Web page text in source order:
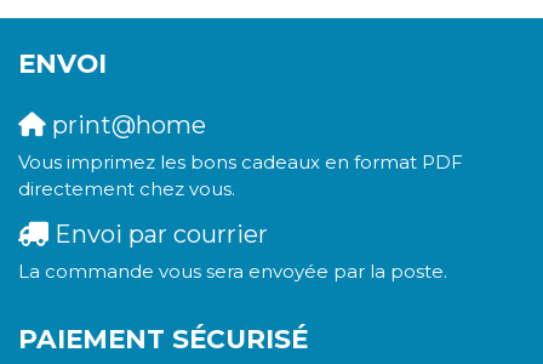
ENVOI
print@home
Vous imprimez les bons cadeaux en format PDF
directement chez vous.
Envoi par courrier
La commande vous sera envoyée par la poste.
PAIEMENT SÉCURISÉ